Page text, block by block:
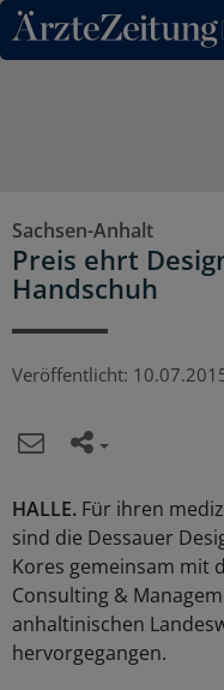
Direkt zum Inhaltsbereich
Sachsen-Anhalt
Preis ehrt
Handschuh
Veröffentlicht:
HALLE. Für ihren
sind die Dessauer
Kores gemeinsam mit
Consulting &
anhaltinischen
hervorgegangen.